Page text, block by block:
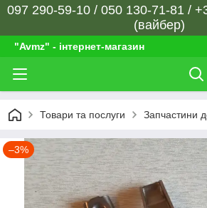
097 290-59-10 / 050 130-71-81 /
(вайбер)
"Avmz" - інтернет-магазин
Товари та послуги Запчастини
–3%